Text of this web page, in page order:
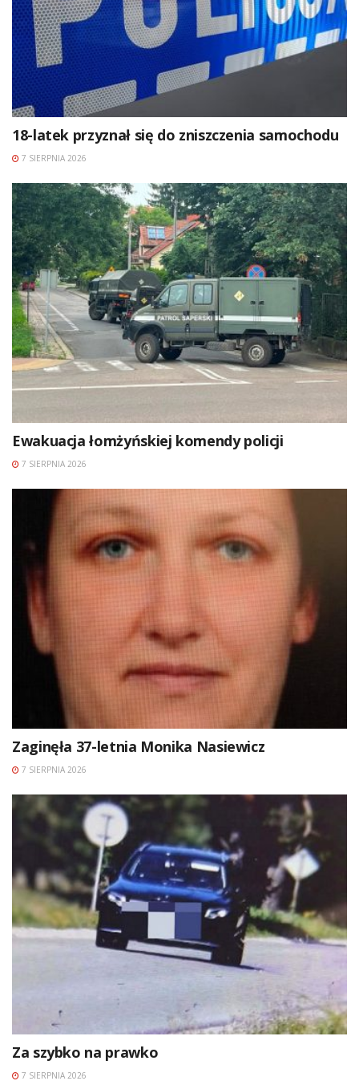
18-latek przyznał się do zniszczenia samochodu
7 SIERPNIA 2026
Ewakuacja łomżyńskiej komendy policji
7 SIERPNIA 2026
Zaginęła 37-letnia Monika Nasiewicz
7 SIERPNIA 2026
Za szybko na prawko
7 SIERPNIA 2026